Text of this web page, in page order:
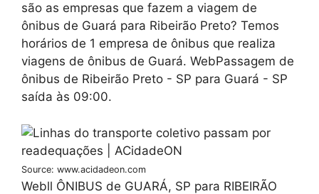
são as empresas que fazem a viagem de
ônibus de Guará para Ribeirão Preto? Temos
horários de 1 empresa de ônibus que realiza
viagens de ônibus de Guará. WebPassagem de
ônibus de Ribeirão Preto - SP para Guará - SP
saída às 09:00.
Source: www.acidadeon.com
Webll ÔNIBUS de GUARÁ, SP para RIBEIRÃO